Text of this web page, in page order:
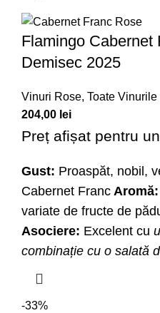
Flamingo Cabernet
Demisec 2025
Vinuri Rose, Toate Vinurile
204,00 lei
Preț afișat pentru
Gust: Proaspăt, nobil,
Cabernet Franc Aromă:
variate de fructe de
Asociere: Excelent cu
combinație cu o salată
-33%